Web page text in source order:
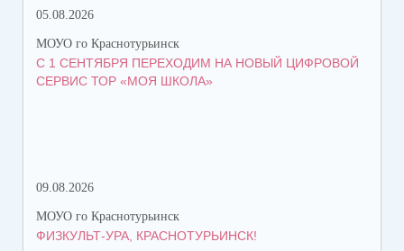
05.08.2026
МОУО го Краснотурьинск
С 1 СЕНТЯБРЯ ПЕРЕХОДИМ НА НОВЫЙ ЦИФРОВОЙ
СЕРВИС ТОР «МОЯ ШКОЛА»
09.08.2026
МОУО го Краснотурьинск
ФИЗКУЛЬТ-УРА, КРАСНОТУРЬИНСК!